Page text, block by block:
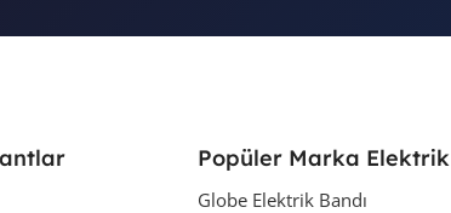
Popüler Marka
Globe Elektrik Bandı